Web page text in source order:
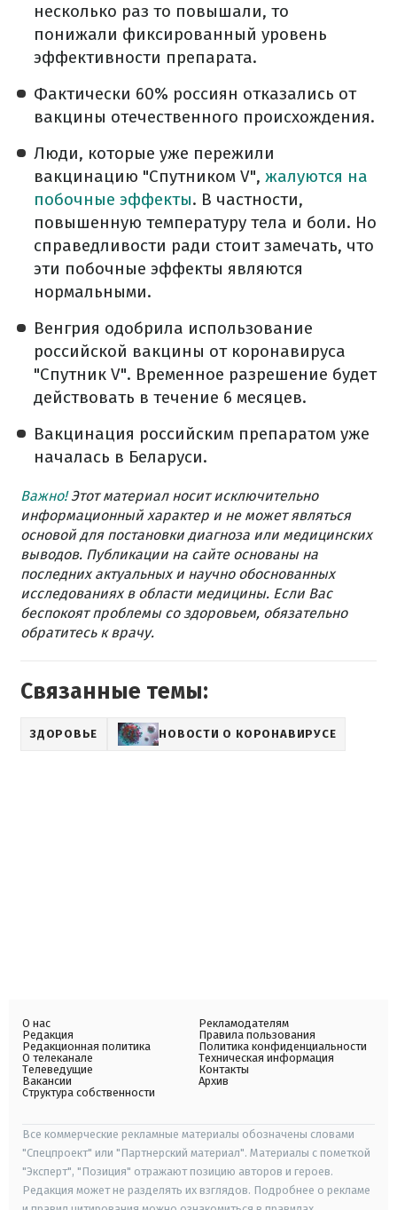
несколько раз то повышали, то
понижали фиксированный уровень
эффективности препарата.
Фактически 60% россиян отказались от
вакцины отечественного происхождения.
Люди, которые уже пережили
вакцинацию "Спутником V", жалуются на
побочные эффекты. В частности,
повышенную температуру тела и боли. Но
справедливости ради стоит замечать, что
эти побочные эффекты являются
нормальными.
Венгрия одобрила использование
российской вакцины от коронавируса
"Спутник V". Временное разрешение будет
действовать в течение 6 месяцев.
Вакцинация российским препаратом уже
началась в Беларуси.
Важно!Этот материал носит исключительно
информационный характер и не может являться
основой для постановки диагноза или медицинских
выводов. Публикации на сайте основаны на
последних актуальных и научно обоснованных
исследованиях в области медицины. Если Вас
беспокоят проблемы со здоровьем, обязательно
обратитесь к врачу.
Связанные темы:
ЗДОРОВЬЕ НОВОСТИ О КОРОНАВИРУСЕ
О нас
Редакция
Редакционная политика
О телеканале
Телеведущие
Вакансии
Структура собственности
Рекламодателям
Правила пользования
Политика конфиденциальности
Техническая информация
Контакты
Архив
Все коммерческие рекламные материалы обозначены словами
"Спецпроект" или "Партнерский материал". Материалы с пометкой
"Эксперт", "Позиция" отражают позицию авторов и героев.
Редакция может не разделять их взглядов. Подробнее о рекламе